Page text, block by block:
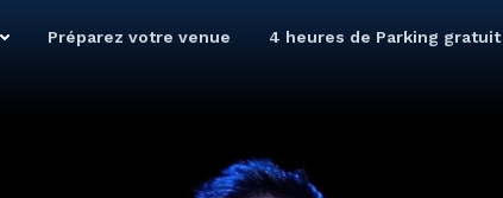
Préparez votre venue 4 heures de Parking gratuit